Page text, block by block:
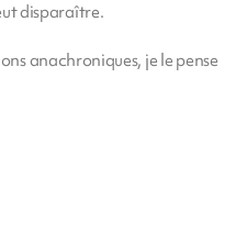
disparaître.
anachroniques, je le pense